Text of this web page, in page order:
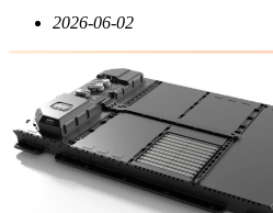
2026-06-02